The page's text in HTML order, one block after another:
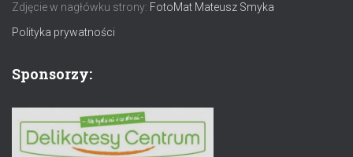
Zdjęcie w nagłówku strony: FotoMat Mateusz Smyka
Polityka prywatności
Sponsorzy: